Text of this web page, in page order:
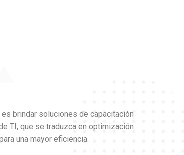
es brindar soluciones de capacitación
TI, que se traduzca en optimización
una mayor eficiencia.